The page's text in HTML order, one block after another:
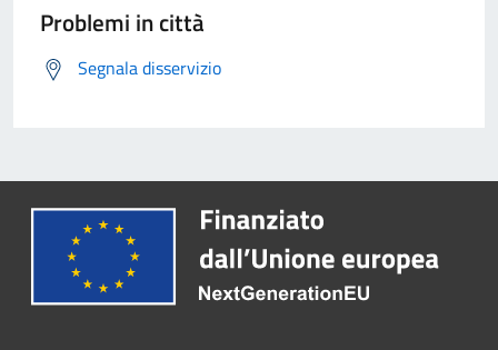
Problemi in città
Segnala disservizio